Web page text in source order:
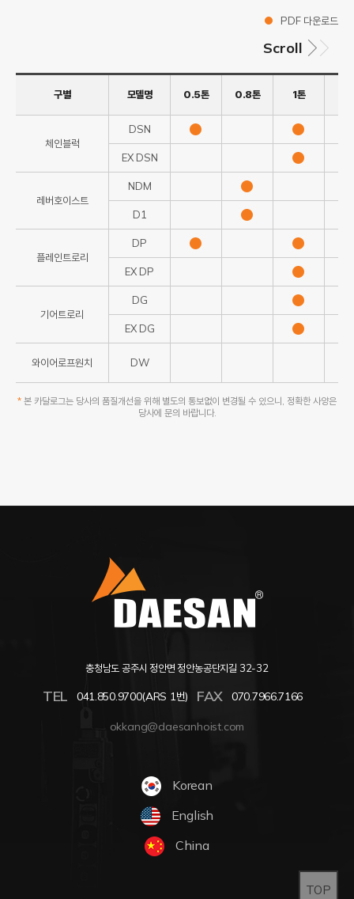
PDF 다운로드
Scroll
구별 모델명 0.5톤 0.8톤 1톤
체인블럭
DSN
EX DSN
레버호이스트
NDM
D1
플레인트로리
DP
EX DP
기어트로리
DG
EX DG
와이어로프원치 DW
* 본 카달로그는 당사의 품질개선을 위해 별도의 통보없이 변경될 수 있으니, 정확한 사양은
당사에 문의 바랍니다.
충청남도 공주시 정안면 정안농공단지길 32-32
TEL 041.850.9700(ARS 1번) FAX 070.7966.7166
okkang@daesanhoist.com
Korean
English
China
TOP